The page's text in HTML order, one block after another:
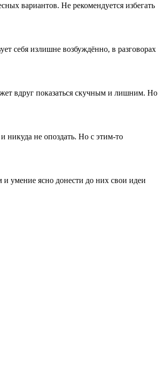
вариантов. Не рекомендуется избегать
себя излишне возбуждённо, в разговорах
вдруг показаться скучным и лишним. Но
никуда не опоздать. Но с этим-то
умение ясно донести до них свои идеи